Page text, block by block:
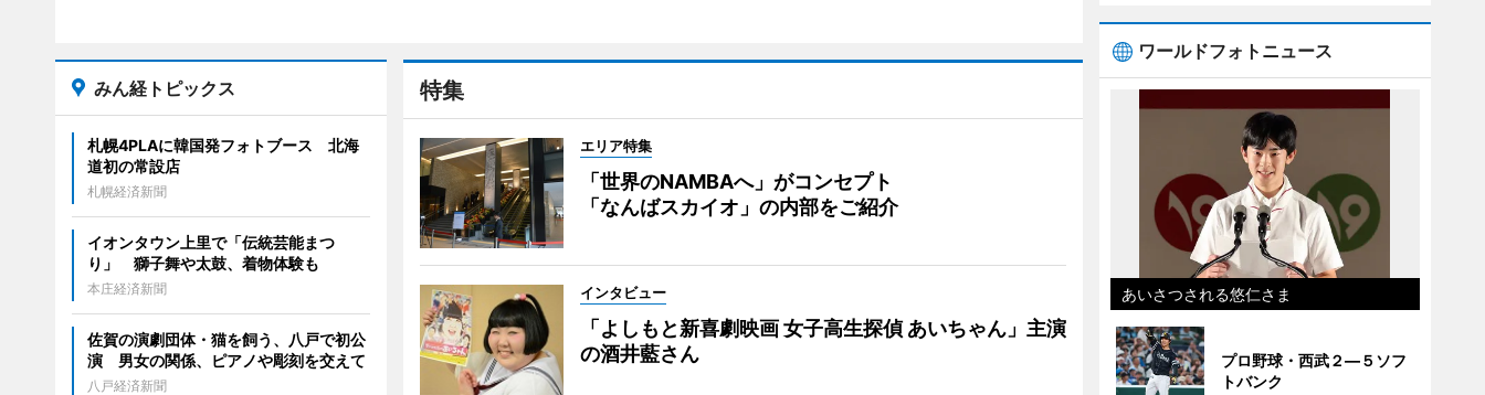
特集
エリア特集
「世界のNAMBAへ」がコンセプト
「なんばスカイオ」の内部をご紹介
インタビュー
「よしもと新喜劇映画 女子高生探偵 あいちゃん」主演
の酒井藍さん
みん経トピックス
札幌4PLAに韓国発フォトブース 北海
道初の常設店
札幌経済新聞
イオンタウン上里で「伝統芸能まつ
り」 獅子舞や太鼓、着物体験も
本庄経済新聞
佐賀の演劇団体・猫を飼う、八戸で初公
演 男女の関係、ピアノや彫刻を交えて
八戸経済新聞
ワールドフォトニュース
あいさつされる悠仁さま
プロ野球・西武２―５ソフ
トバンク